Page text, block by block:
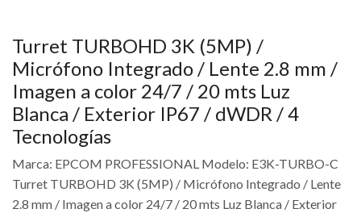
Turret TURBOHD 3K (5MP) /
Micrófono Integrado / Lente 2.8 mm /
Imagen a color 24/7 / 20 mts Luz
Blanca / Exterior IP67 / dWDR / 4
Tecnologías
Marca: EPCOM PROFESSIONAL Modelo: E3K-TURBO-C
Turret TURBOHD 3K (5MP) / Micrófono Integrado / Lente
2.8 mm / Imagen a color 24/7 / 20 mts Luz Blanca / Exterior